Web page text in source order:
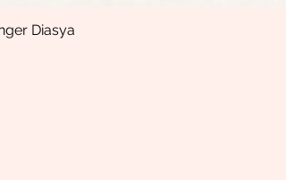
Aperçu rapide
Diasya